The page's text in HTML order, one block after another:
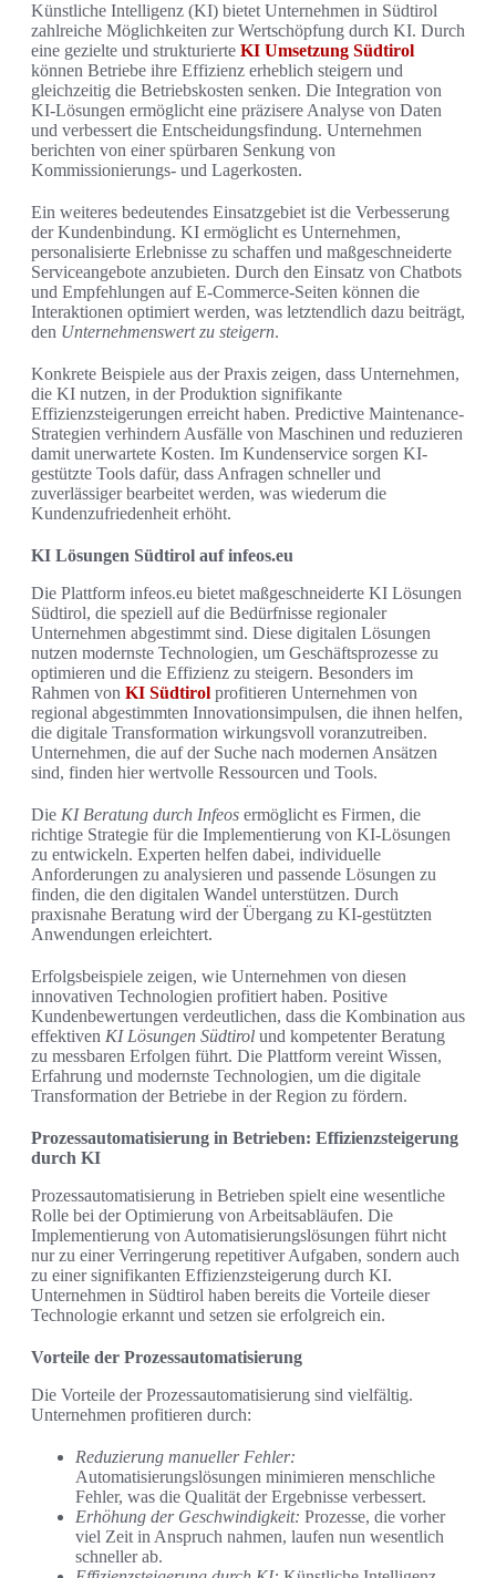
Künstliche Intelligenz (KI) bietet Unternehmen in Südtirol
zahlreiche Möglichkeiten zur Wertschöpfung durch KI. Durch
eine gezielte und strukturierte KI Umsetzung Südtirol
können Betriebe ihre Effizienz erheblich steigern und
gleichzeitig die Betriebskosten senken. Die Integration von
KI-Lösungen ermöglicht eine präzisere Analyse von Daten
und verbessert die Entscheidungsfindung. Unternehmen
berichten von einer spürbaren Senkung von
Kommissionierungs- und Lagerkosten.
Ein weiteres bedeutendes Einsatzgebiet ist die Verbesserung
der Kundenbindung. KI ermöglicht es Unternehmen,
personalisierte Erlebnisse zu schaffen und maßgeschneiderte
Serviceangebote anzubieten. Durch den Einsatz von Chatbots
und Empfehlungen auf E-Commerce-Seiten können die
Interaktionen optimiert werden, was letztendlich dazu beiträgt,
den Unternehmenswert zu steigern.
Konkrete Beispiele aus der Praxis zeigen, dass Unternehmen,
die KI nutzen, in der Produktion signifikante
Effizienzsteigerungen erreicht haben. Predictive Maintenance-
Strategien verhindern Ausfälle von Maschinen und reduzieren
damit unerwartete Kosten. Im Kundenservice sorgen KI-
gestützte Tools dafür, dass Anfragen schneller und
zuverlässiger bearbeitet werden, was wiederum die
Kundenzufriedenheit erhöht.
KI Lösungen Südtirol auf infeos.eu
Die Plattform infeos.eu bietet maßgeschneiderte KI Lösungen
Südtirol, die speziell auf die Bedürfnisse regionaler
Unternehmen abgestimmt sind. Diese digitalen Lösungen
nutzen modernste Technologien, um Geschäftsprozesse zu
optimieren und die Effizienz zu steigern. Besonders im
Rahmen von KI Südtirol profitieren Unternehmen von
regional abgestimmten Innovationsimpulsen, die ihnen helfen,
die digitale Transformation wirkungsvoll voranzutreiben.
Unternehmen, die auf der Suche nach modernen Ansätzen
sind, finden hier wertvolle Ressourcen und Tools.
Die KI Beratung durch Infeos ermöglicht es Firmen, die
richtige Strategie für die Implementierung von KI-Lösungen
zu entwickeln. Experten helfen dabei, individuelle
Anforderungen zu analysieren und passende Lösungen zu
finden, die den digitalen Wandel unterstützen. Durch
praxisnahe Beratung wird der Übergang zu KI-gestützten
Anwendungen erleichtert.
Erfolgsbeispiele zeigen, wie Unternehmen von diesen
innovativen Technologien profitiert haben. Positive
Kundenbewertungen verdeutlichen, dass die Kombination aus
effektiven KI Lösungen Südtirol und kompetenter Beratung
zu messbaren Erfolgen führt. Die Plattform vereint Wissen,
Erfahrung und modernste Technologien, um die digitale
Transformation der Betriebe in der Region zu fördern.
Prozessautomatisierung in Betrieben: Effizienzsteigerung
durch KI
Prozessautomatisierung in Betrieben spielt eine wesentliche
Rolle bei der Optimierung von Arbeitsabläufen. Die
Implementierung von Automatisierungslösungen führt nicht
nur zu einer Verringerung repetitiver Aufgaben, sondern auch
zu einer signifikanten Effizienzsteigerung durch KI.
Unternehmen in Südtirol haben bereits die Vorteile dieser
Technologie erkannt und setzen sie erfolgreich ein.
Vorteile der Prozessautomatisierung
Die Vorteile der Prozessautomatisierung sind vielfältig.
Unternehmen profitieren durch:
Reduzierung manueller Fehler:
Automatisierungslösungen minimieren menschliche
Fehler, was die Qualität der Ergebnisse verbessert.
Erhöhung der Geschwindigkeit: Prozesse, die vorher
viel Zeit in Anspruch nahmen, laufen nun wesentlich
schneller ab.